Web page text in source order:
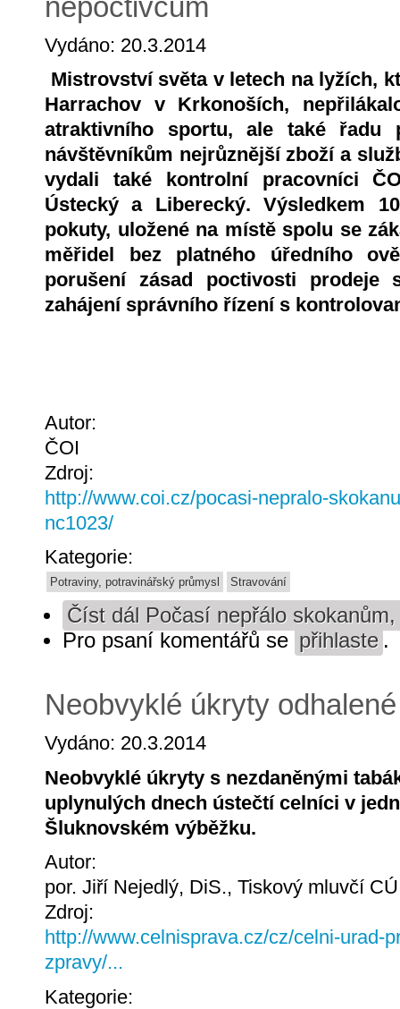
Vydáno: 20.3.2014
Mistrovství světa v letech na lyžích,
Harrachov v Krkonoších,
atraktivního sportu, ale také řadu
návštěvníkům nejrůznější zboží a
vydali také kontrolní pracovníci
Ústecký a Liberecký. Výsledkem
pokuty, uložené na místě spolu se
měřidel bez platného úředního
porušení zásad poctivosti prodeje
zahájení správního řízení s
Autor:
ČOI
Zdroj:
http://www.coi.cz/pocasi-nepralo-
nc1023/
Kategorie:
Potraviny, potravinářský průmysl Stravování
Číst dál Počasí nepřálo
Pro psaní komentářů se přihlaste .
Neobvyklé úkryty
Vydáno: 20.3.2014
Neobvyklé úkryty s nezdaněnými
uplynulých dnech ústečtí celníci v
Šluknovském výběžku.
Autor:
por. Jiří Nejedlý, DiS., Tiskový mluvčí
Zdroj:
http://www.celnisprava.cz/cz/celni-urad-
zpravy/...
Kategorie: